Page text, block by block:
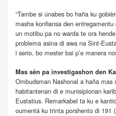
“Tambe si únabes bo haña ku
masha konfiansa den
un motibu pa no warda te ora
problema asina di awa na Sint-
i serio, bo mester bai p’e manera
Mas sèn pa investigashon den
Ombudsman Nashonal a haña mas
habitantenan di e munisipionan
Eustatius. Remarkabel ta ku e
oumentá ku trinta porshento di 191